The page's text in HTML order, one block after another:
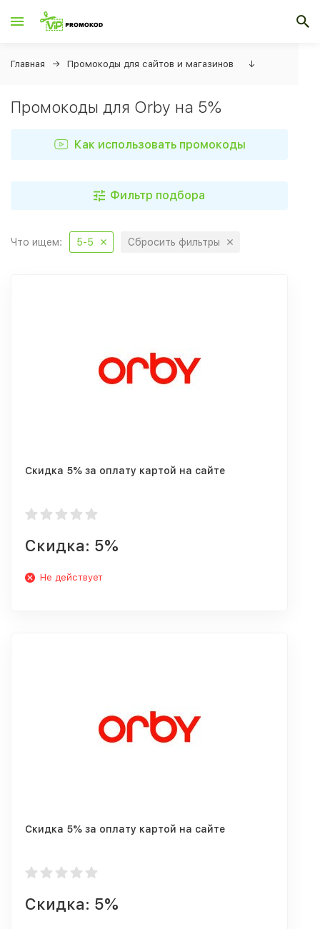
Главная Промокоды для сайтов и магазинов ↓
Промокоды для Orby на 5%
Как использовать промокоды
Фильтр подбора
Что ищем: 5-5 Сбросить фильтры
Скидка 5% за оплату картой на сайте
Скидка: 5%
Не действует
Cкидка 5% за оплату картой на сайте
Скидка: 5%